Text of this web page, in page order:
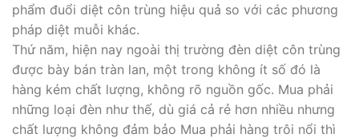
phẩm đuổi diệt côn trùng hiệu quả so với các phương
pháp diệt muỗi khác.
Thứ năm, hiện nay ngoài thị trường đèn diệt côn trùng
được bày bán tràn lan, một trong không ít số đó là
hàng kém chất lượng, không rõ nguồn gốc. Mua phải
những loại đèn như thế, dù giá cả rẻ hơn nhiều nhưng
chất lượng không đảm bảo Mua phải hàng trôi nổi thì